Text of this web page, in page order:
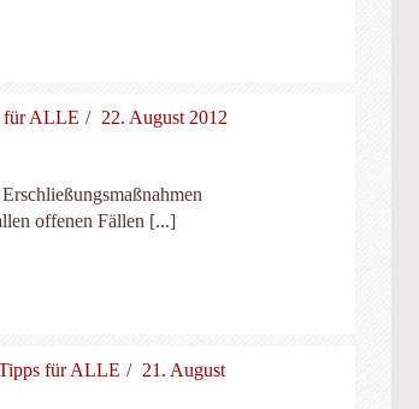
für ALLE 22. August 2012
offenen Fällen [...]
für ALLE
21. August